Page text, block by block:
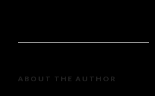
ABOUT THE AUTHOR